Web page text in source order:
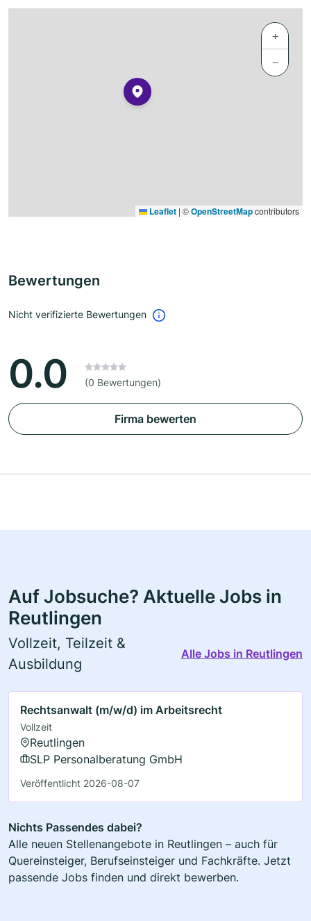
+
−
Leaflet | ©OpenStreetMapcontributors
Bewertungen
Nicht verifizierte Bewertungen
0.0 (0 Bewertungen)
Firma bewerten
Auf Jobsuche? Aktuelle Jobs in
Reutlingen
Vollzeit, Teilzeit &
Ausbildung
Alle Jobs in Reutlingen
Rechtsanwalt (m/w/d) im Arbeitsrecht
Vollzeit
Reutlingen
SLP Personalberatung GmbH
Veröffentlicht 2026-08-07
Nichts Passendes dabei?
Alle neuen Stellenangebote in Reutlingen – auch für
Quereinsteiger, Berufseinsteiger und Fachkräfte. Jetzt
passende Jobs finden und direkt bewerben.